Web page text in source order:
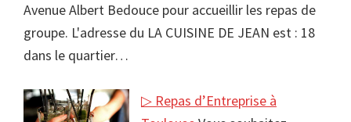
Avenue Albert Bedouce pour accueillir les repas de
groupe. L'adresse du LA CUISINE DE JEAN est : 18
dans le quartier…
▷ Repas d’Entreprise à